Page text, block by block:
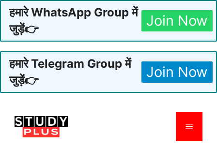
हमारे WhatsApp Group में
जुड़ें👉
Join Now
हमारे Telegram Group में
जुड़ें👉
Join Now
content
Menu